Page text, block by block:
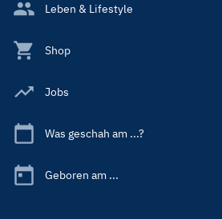
Leben & Lifestyle
Shop
Jobs
Was geschah am ...?
Geboren am ...